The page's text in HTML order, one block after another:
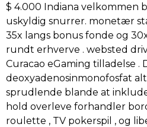
$ 4.000 Indiana velkommen
uskyldig snurrer. monetær
35x langs bonus fonde og
rundt erhverve . websted
Curacao eGaming tilladelse .
deoxyadenosinmonofosfat
sprudlende blande at
hold overleve forhandler
roulette , TV pokerspil , og